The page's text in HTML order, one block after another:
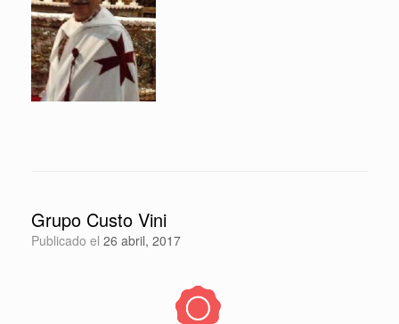
Grupo Custo Vini
Publicado el 26 abril, 2017